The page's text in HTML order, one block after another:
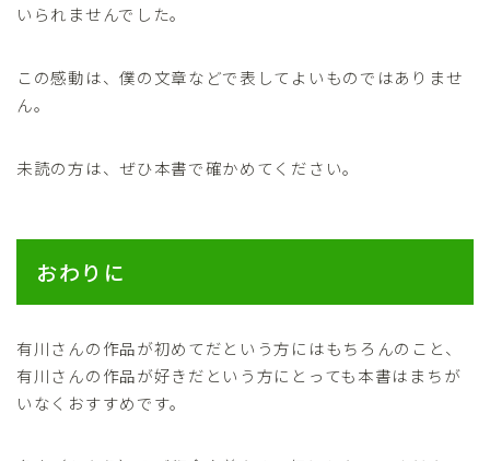
いられませんでした。
この感動は、僕の文章などで表してよいものではありませ
ん。
未読の方は、ぜひ本書で確かめてください。
おわりに
有川さんの作品が初めてだという方にはもちろんのこと、
有川さんの作品が好きだという方にとっても本書はまちが
いなくおすすめです。